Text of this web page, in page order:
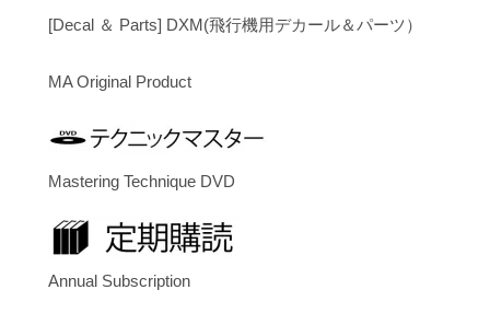
[Decal ＆ Parts] DXM(飛行機用デカール＆パーツ）
MA Original Product
Mastering Technique DVD
Annual Subscription